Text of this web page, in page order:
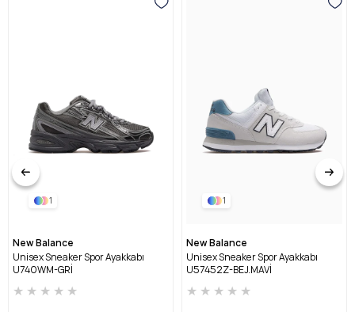
1
New Balance
Unisex Sneaker Spor Ayakkabı
U740WM-GRİ
★ ★ ★ ★ ★
1
New Balance
Unisex Sneaker Spor Ayakkabı
U57452Z-BEJ.MAVİ
★ ★ ★ ★ ★